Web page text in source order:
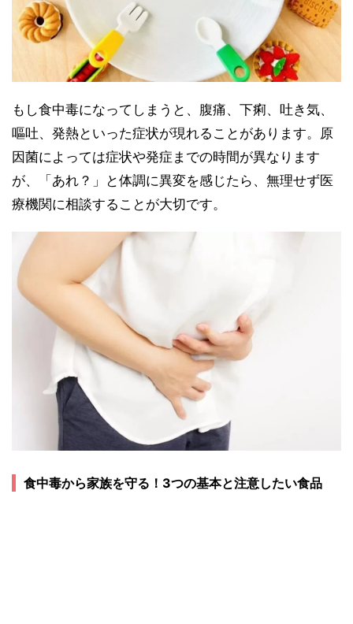
もし食中毒になってしまうと、腹痛、下痢、吐き気、
嘔吐、発熱といった症状が現れることがあります。原
因菌によっては症状や発症までの時間が異なります
が、「あれ？」と体調に異変を感じたら、無理せず医
療機関に相談することが大切です。
食中毒から家族を守る！3つの基本と注意したい食品